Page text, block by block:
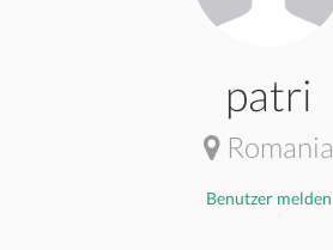
patri
Romania
Benutzer melden